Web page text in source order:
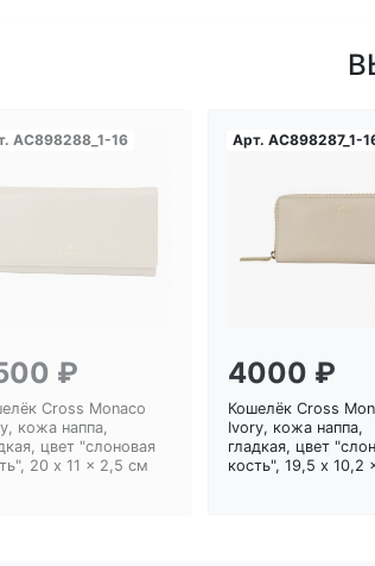
AC898288_1-16
₽
Cross Monaco
кожа наппа,
цвет "слоновая
20 x 11 x 2,5 см
Арт. AC898287_1-
4000 ₽
Кошелёк Cross
Ivory, кожа наппа,
гладкая, цвет
кость", 19,5 x 10,2